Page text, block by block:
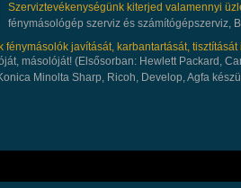
Szerviztevékenységünk kiterjed valamennyi
fénymásológép szerviz és számítógépszerviz,
javítását, karbantartását, tisztítását
másolóját! (Elsősorban: Hewlett Packard,
Minolta Sharp, Ricoh, Develop, Agfa